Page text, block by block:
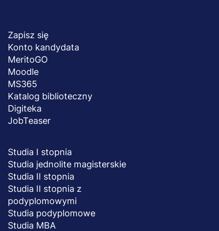
stopka
Zapisz się
Konto kandydata
MeritoGO
Moodle
MS365
Katalog biblioteczny
Digiteka
JobTeaser
Studia I stopnia
Studia jednolite magisterskie
Studia II stopnia
Studia II stopnia z
podyplomowymi
Studia podyplomowe
Studia MBA